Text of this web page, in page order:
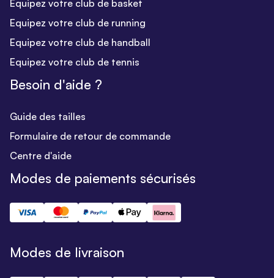
Equipez votre club de basket
Equipez votre club de running
Equipez votre club de handball
Equipez votre club de tennis
Besoin d'aide ?
Guide des tailles
Formulaire de retour de commande
Centre d'aide
Modes de paiements sécurisés
Modes de livraison